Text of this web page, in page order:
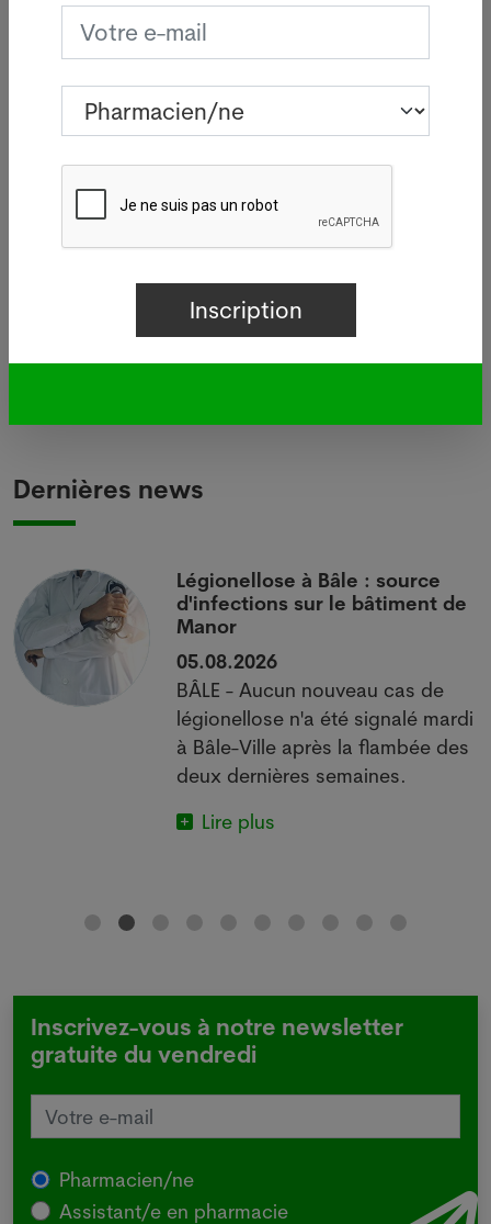
42% chez les hommes et de 27% chez les femmes
majorité (plus de 60%) n'est pas traitée. La moitié
Dernières news
Légionellose à Bâle : source
d'infections sur le bâtiment de
Manor
05.08.2026
BÂLE - Aucun nouveau cas de
légionellose n'a été signalé mardi
à Bâle-Ville après la flambée des
deux dernières semaines.
Lire plus
Inscrivez-vous à notre newsletter
gratuite du vendredi
Pharmacien/ne
Assistant/e en pharmacie